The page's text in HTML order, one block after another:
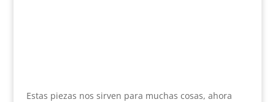
Estas piezas nos sirven para muchas cosas, ahora